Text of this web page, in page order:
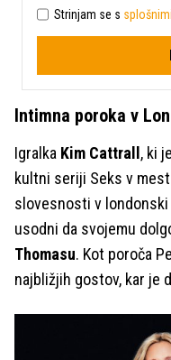
Strinjam se s
Intimna poroka v
Igralka Kim Cattrall , ki
kultni seriji Seks v
slovesnosti v
usodni da svojemu
Thomasu. Kot poroča
najbližjih gostov, kar je